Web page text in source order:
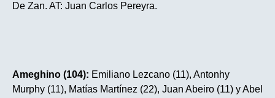
De Zan. AT: Juan Carlos Pereyra.
Ameghino (104): Emiliano Lezcano (11), Antonhy
Murphy (11), Matías Martínez (22), Juan Abeiro (11) y Abel